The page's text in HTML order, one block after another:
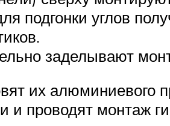
подгонки углов
заделывают
их
и проводят монтаж